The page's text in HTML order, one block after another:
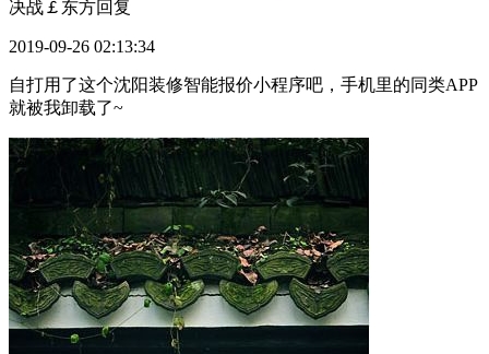
决战￡东方回复
2019-09-26 02:13:34
自打用了这个沈阳装修智能报价小程序吧，手机里的同类APP
就被我卸载了~